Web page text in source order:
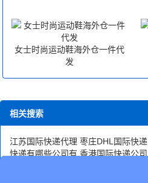
女士时尚运动鞋海外仓一件代
发
相关搜索
江苏国际快递代理 枣庄DHL国际快递
快递有哪些公司有 香港国际快递公司